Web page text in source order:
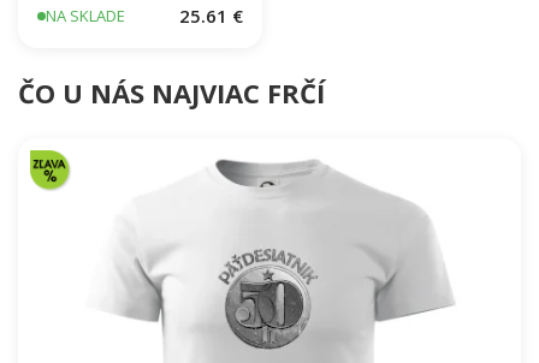
Evolution of man (supersport)
NA SKLADE 25.61 €
ČO U NÁS NAJVIAC FRČÍ